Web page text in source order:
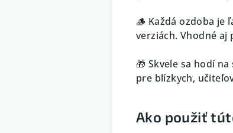
🪵 Každá ozdoba je
verziách. Vhodné aj
🎁 Skvele sa hodí
pre blízkych,
Ako použiť